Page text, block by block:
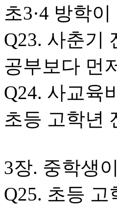
초3·4 방학
Q23. 사춘기
공부보다 먼
Q24. 사교육
초등 고학년
3장. 중학생
Q25. 초등